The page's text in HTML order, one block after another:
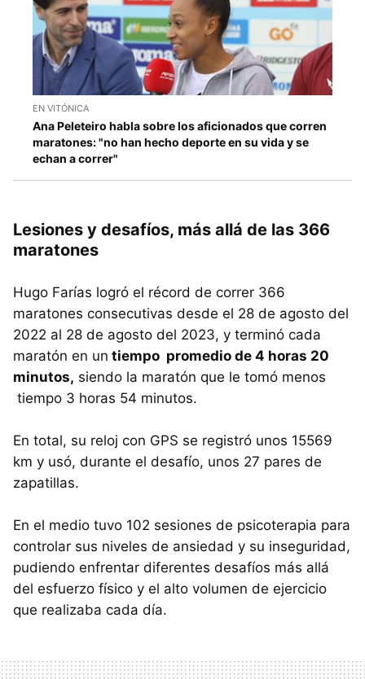
EN VITÓNICA
Ana Peleteiro habla sobre los aficionados que corren
maratones: "no han hecho deporte en su vida y se
echan a correr"
Lesiones y desafíos, más allá de las 366
maratones
Hugo Farías logró el récord de correr 366
maratones consecutivas desde el 28 de agosto del
2022 al 28 de agosto del 2023, y terminó cada
maratón en un tiempo promedio de 4 horas 20
minutos, siendo la maratón que le tomó menos
tiempo 3 horas 54 minutos.
En total, su reloj con GPS se registró unos 15569
km y usó, durante el desafío, unos 27 pares de
zapatillas.
En el medio tuvo 102 sesiones de psicoterapia para
controlar sus niveles de ansiedad y su inseguridad,
pudiendo enfrentar diferentes desafíos más allá
del esfuerzo físico y el alto volumen de ejercicio
que realizaba cada día.